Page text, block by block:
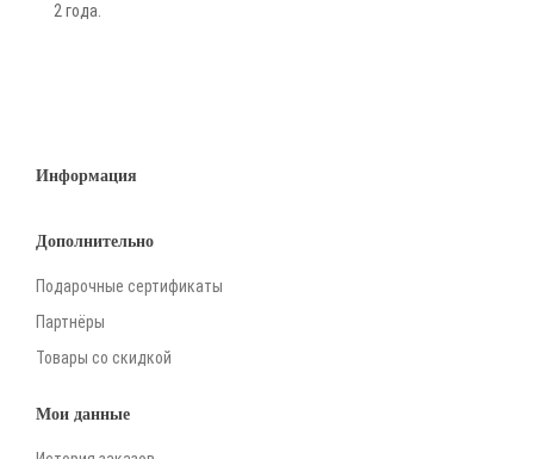
2 года.
Информация
Дополнительно
Подарочные сертификаты
Партнёры
Товары со скидкой
Мои данные